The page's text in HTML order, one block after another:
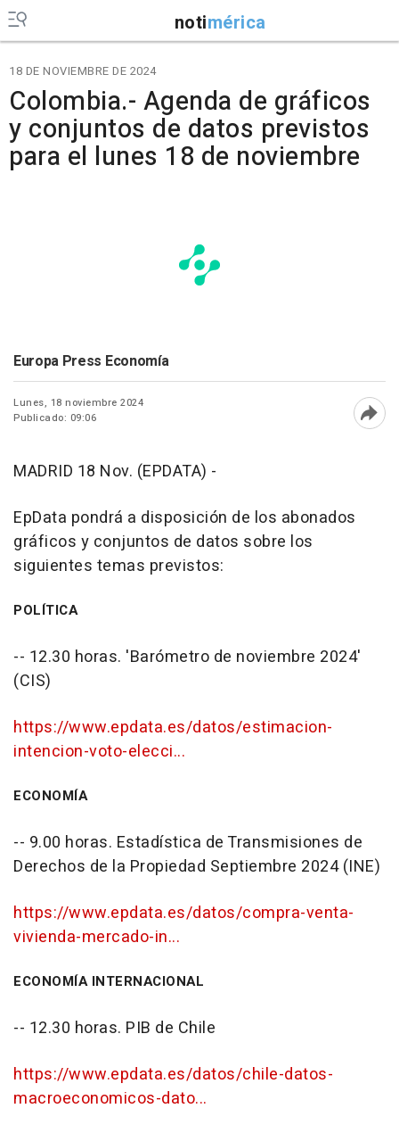
notimérica
18 DE NOVIEMBRE DE 2024
Colombia.- Agenda de gráficos
y conjuntos de datos previstos
para el lunes 18 de noviembre
Europa Press Economía
Lunes, 18 noviembre 2024
Publicado: 09:06
MADRID 18 Nov. (EPDATA) -
EpData pondrá a disposición de los abonados
gráficos y conjuntos de datos sobre los
siguientes temas previstos:
POLÍTICA
-- 12.30 horas. 'Barómetro de noviembre 2024'
(CIS)
https://www.epdata.es/datos/estimacion-
intencion-voto-elecci...
ECONOMÍA
-- 9.00 horas. Estadística de Transmisiones de
Derechos de la Propiedad Septiembre 2024 (INE)
https://www.epdata.es/datos/compra-venta-
vivienda-mercado-in...
ECONOMÍA INTERNACIONAL
-- 12.30 horas. PIB de Chile
https://www.epdata.es/datos/chile-datos-
macroeconomicos-dato...